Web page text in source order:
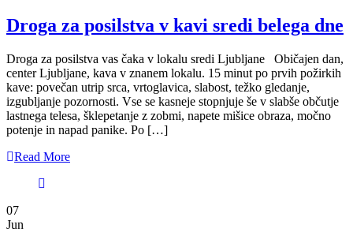
Droga za posilstva v kavi sredi belega dne
Droga za posilstva vas čaka v lokalu sredi Ljubljane Običajen dan,
center Ljubljane, kava v znanem lokalu. 15 minut po prvih požirkih
kave: povečan utrip srca, vrtoglavica, slabost, težko gledanje,
izgubljanje pozornosti. Vse se kasneje stopnjuje še v slabše občutje
lastnega telesa, šklepetanje z zobmi, napete mišice obraza, močno
potenje in napad panike. Po […]
Read More
07
Jun